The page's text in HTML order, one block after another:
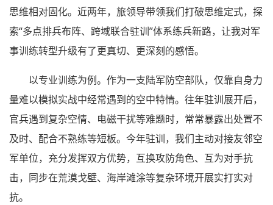
思维相对固化。近两年，旅领导带领我们打破思维定式，探
索“多点排兵布阵、跨域联合驻训”体系练兵新路，让我对军
事训练转型升级有了更真切、更深刻的感悟。
以专业训练为例。作为一支陆军防空部队，仅靠自身力
量难以模拟实战中经常遇到的空中特情。往年驻训展开后，
官兵遇到复杂空情、电磁干扰等难题时，常常暴露出处置不
及时、配合不熟练等短板。今年驻训，我们主动对接友邻空
军单位，充分发挥双方优势，互换攻防角色、互为对手抗
击，同步在荒漠戈壁、海岸滩涂等复杂环境开展实打实对
抗。